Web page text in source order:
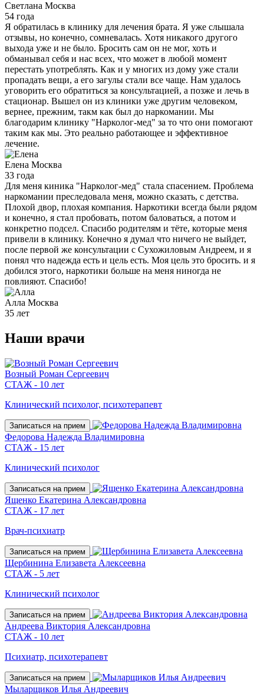
Светлана Москва
54 года
Я обратилась в клинику для лечения брата. Я уже слышала
отзывы, но конечно, сомневалась. Хотя никакого другого
выхода уже и не было. Бросить сам он не мог, хоть и
обманывал себя и нас всех, что может в любой момент
перестать употреблять. Как и у многих из дому уже стали
пропадать вещи, а его загулы стали все чаще. Нам удалось
уговорить его обратиться за консультацией, а позже и лечь в
стационар. Вышел он из клиники уже другим человеком,
вернее, прежним, такм как был до наркомании. Мы
благодарим клинику "Нарколог-мед" за то что они помогают
таким как мы. Это реально работающее и эффективное
лечение.
Елена Москва
33 года
Для меня киника "Нарколог-мед" стала спасением. Проблема
наркомании преследовала меня, можно сказать, с детства.
Плохой двор, плохая компания. Наркотики всегда были рядом
и конечно, я стал пробовать, потом баловаться, а потом и
конкретно подсел. Спасибо родителям и тёте, которые меня
привели в клинику. Конечно я думал что ничего не выйдет,
после первой же консультации с Сухожиловым Андреем, и я
понял что надежда есть и цель есть. Моя цель это бросить. и я
добился этого, наркотики больше на меня ниногда не
повлияют. Спасибо!
Алла Москва
35 лет
Наши врачи
Возный Роман Сергеевич
СТАЖ - 10 лет
Клинический психолог, психотерапевт
Записаться на прием
Федорова Надежда Владимировна
СТАЖ - 15 лет
Клинический психолог
Записаться на прием
Ященко Екатерина Александровна
СТАЖ - 17 лет
Врач-психиатр
Записаться на прием
Щербинина Елизавета Алексеевна
СТАЖ - 5 лет
Клинический психолог
Записаться на прием
Андреева Виктория Александровна
СТАЖ - 10 лет
Психиатр, психотерапевт
Записаться на прием
Мыларщиков Илья Андреевич